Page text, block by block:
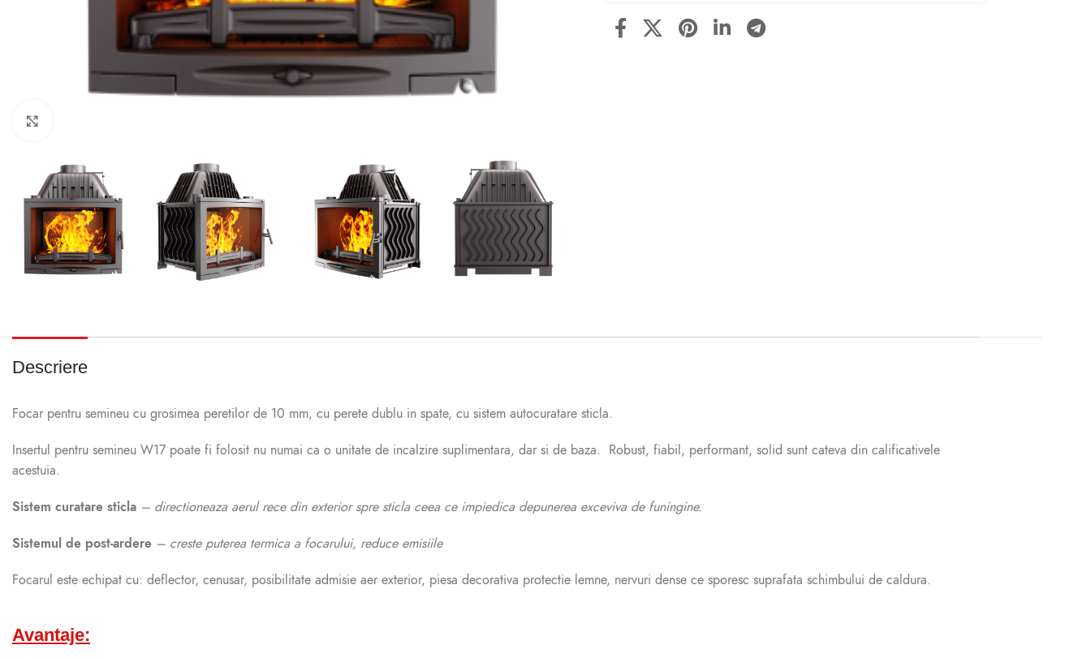
Descriere
Focar pentru semineu cu grosimea peretilor de 10 mm, cu perete dublu in spate, cu sistem autocuratare sticla.
Insertul pentru semineu W17 poate fi folosit nu numai ca o unitate de incalzire suplimentara, dar si de baza. Robust, fiabil, performant, solid sunt cateva din calificativele
acestuia.
Sistem curatare sticla – directioneaza aerul rece din exterior spre sticla ceea ce impiedica depunerea exceviva de funingine.
Sistemul de post-ardere – creste puterea termica a focarului, reduce emisiile
Focarul este echipat cu: deflector, cenusar, posibilitate admisie aer exterior, piesa decorativa protectie lemne, nervuri dense ce sporesc suprafata schimbului de caldura.
Avantaje: